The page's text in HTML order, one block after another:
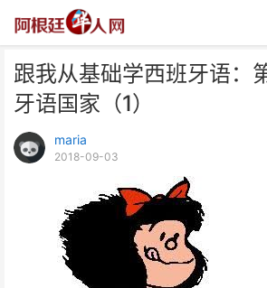
跟我从基础学西班牙语：
牙语国家（1）
maria
2018-09-03
跟我从基础学西班牙语：第54
西班牙语国家（1）